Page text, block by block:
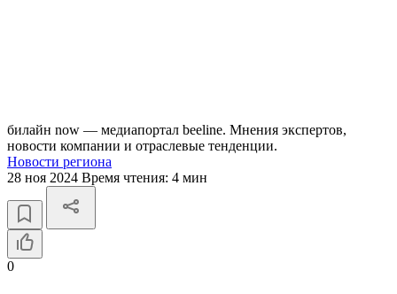
билайн now — медиапортал beeline. Мнения экспертов,
новости компании и отраслевые тенденции.
Новости региона
28 ноя 2024 Время чтения: 4 мин
0